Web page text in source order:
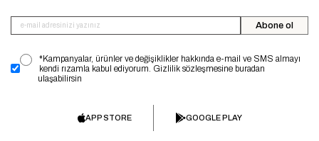
Abone ol
*Kampanyalar, ürünler ve değişiklikler hakkında e-mail ve SMS almayı
kendi rızamla kabul ediyorum. Gizlilik sözleşmesine buradan
ulaşabilirsin
APP STORE GOOGLE PLAY